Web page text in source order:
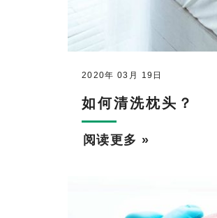
2020年 03月 19日
如何清洗枕头？
阅读更多 »